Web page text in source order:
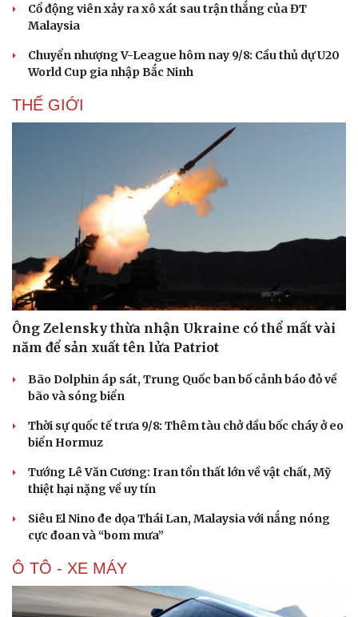
Cải chính
Cổ động viên xảy ra xô xát sau trận thắng của ĐT
Malaysia
Chuyển nhượng V-League hôm nay 9/8: Cầu thủ dự U20
World Cup gia nhập Bắc Ninh
THẾ GIỚI
Ông Zelensky thừa nhận Ukraine có thể mất vài
năm để sản xuất tên lửa Patriot
Bão Dolphin áp sát, Trung Quốc ban bố cảnh báo đỏ về
bão và sóng biển
Thời sự quốc tế trưa 9/8: Thêm tàu chở dầu bốc cháy ở eo
biển Hormuz
Tướng Lê Văn Cương: Iran tổn thất lớn về vật chất, Mỹ
thiệt hại nặng về uy tín
Siêu El Nino đe dọa Thái Lan, Malaysia với nắng nóng
cực đoan và “bom mưa”
Ô TÔ - XE MÁY